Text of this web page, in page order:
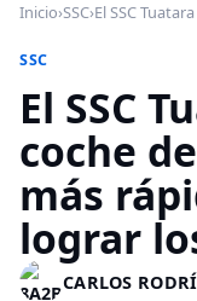
Inicio›SSC›El SSC
SSC
El SSC
coche
más
lograr
CARLOS